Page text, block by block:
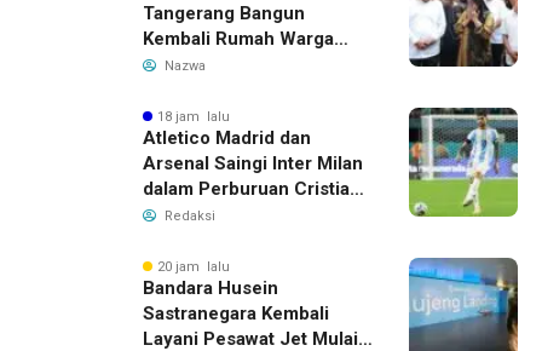
Tangerang Bangun
Kembali Rumah Warga
yang Roboh Akibat Puting
Nazwa
18 jam lalu
Atletico Madrid dan
Arsenal Saingi Inter Milan
dalam Perburuan Cristian
Romero, Transfer Bek
Redaksi
20 jam lalu
Bandara Husein
Sastranegara Kembali
Layani Pesawat Jet Mulai